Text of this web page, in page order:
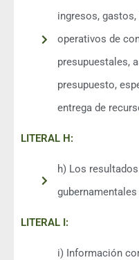
ingresos,
operativos de
presupuestales,
presupuesto,
entrega de
LITERAL H:
h) Los
LITERAL I:
i) Información